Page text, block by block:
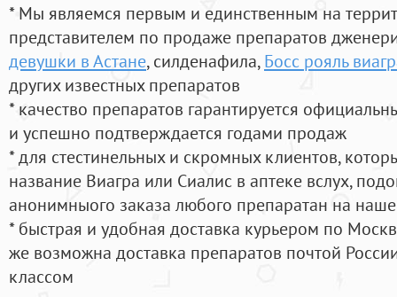
* Мы являемся первым и единственным на
представителем по продаже препаратов
девушки в Астане, силденафила, Босс рояль
других известных препаратов
* качество препаратов гарантируется
и успешно подтверждается годами продаж
* для стестинельных и скромных клиентов,
название Виагра или Сиалис в аптеке вслух,
анонимныого заказа любого препаратан на
* быстрая и удобная доставка курьером по
же возможна доставка препаратов почтой
классом